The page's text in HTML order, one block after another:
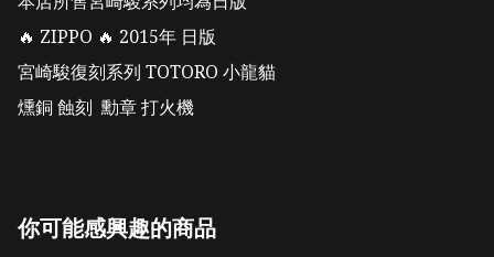
🔥 ZIPPO 🔥 2015年 日版
宮崎駿復刻系列 TOTORO 小龍貓
你可能感興趣的商品